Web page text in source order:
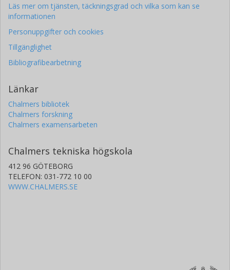
Läs mer om tjänsten, täckningsgrad och vilka som kan se
informationen
Personuppgifter och cookies
Tillgänglighet
Bibliografibearbetning
Länkar
Chalmers bibliotek
Chalmers forskning
Chalmers examensarbeten
Chalmers tekniska högskola
412 96 GÖTEBORG
TELEFON: 031-772 10 00
WWW.CHALMERS.SE